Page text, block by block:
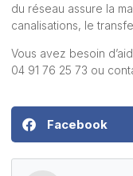
du réseau assure la
canalisations, le
Vous avez besoin
04 91 76 25 73 ou
Facebook